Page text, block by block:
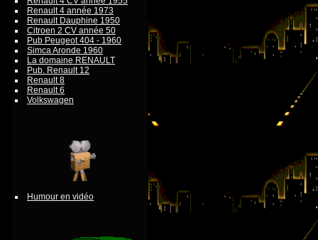
Renault 4 année 1973
Renault Dauphine 1950
Citroen 2 CV année 50
Pub Peugeot 404 - 1960
Simca Aronde 1960
La domaine RENAULT
Pub. Renault 12
Renault 8
Renault 6
Volkswagen
Humour en vidéo